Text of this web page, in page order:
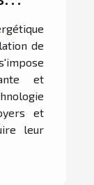
de
et
et
leur